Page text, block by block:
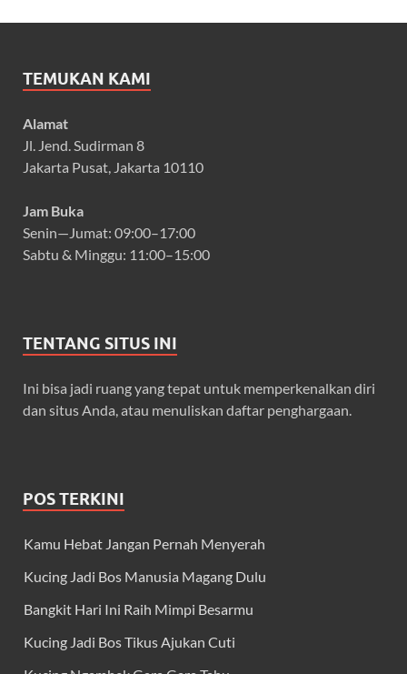
TEMUKAN KAMI
Alamat
Jl. Jend. Sudirman 8
Jakarta Pusat, Jakarta 10110
Jam Buka
Senin—Jumat: 09:00–17:00
Sabtu & Minggu: 11:00–15:00
TENTANG SITUS INI
Ini bisa jadi ruang yang tepat untuk memperkenalkan diri
dan situs Anda, atau menuliskan daftar penghargaan.
POS TERKINI
Kamu Hebat Jangan Pernah Menyerah
Kucing Jadi Bos Manusia Magang Dulu
Bangkit Hari Ini Raih Mimpi Besarmu
Kucing Jadi Bos Tikus Ajukan Cuti